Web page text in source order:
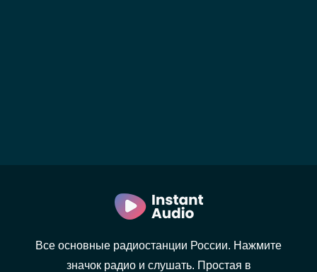
Все основные радиостанции России. Нажмите
значок радио и слушать. Простая в